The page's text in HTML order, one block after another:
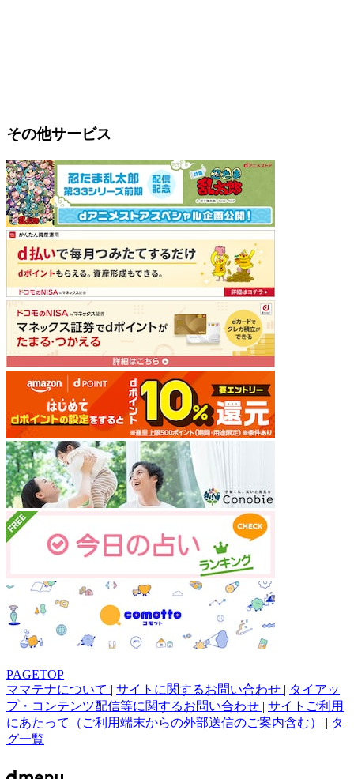
その他サービス
PAGETOP
ママテナについて | サイトに関するお問い合わせ | タイアッ
プ・コンテンツ配信等に関するお問い合わせ | サイトご利用
にあたって（ご利用端末からの外部送信のご案内含む） | タ
グ一覧